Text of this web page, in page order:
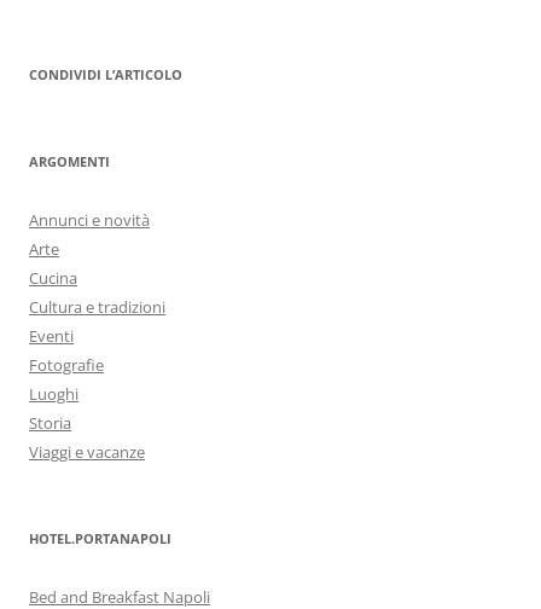
CONDIVIDI L’ARTICOLO
ARGOMENTI
Annunci e novità
Arte
Cucina
Cultura e tradizioni
Eventi
Fotografie
Luoghi
Storia
Viaggi e vacanze
HOTEL.PORTANAPOLI
Bed and Breakfast Napoli